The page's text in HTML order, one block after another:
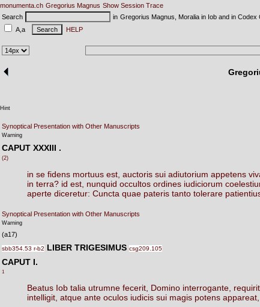
monumenta.ch Gregorius Magnus Show Session Trace
Search
in Gregorius Magnus, Moralia in Iob and in Codex
A,a
HELP
Hint
Synoptical Presentation with Other Manuscripts
Warning
CAPUT XXXIII .
(2)
in se fidens mortuus est, auctoris sui adiutorium appetens
in terra? id est, nunquid occultos ordines iudiciorum
aperte diceretur: Cuncta quae pateris tanto tolerare
Synoptical Presentation with Other Manuscripts
Warning
(a17)
sbb354.53 r-b2 LIBER TRIGESIMUS csg209.105
CAPUT I.
1
Beatus Iob talia utrumne fecerit, Domino interrogante,
intelligit, atque ante oculos iudicis sui magis potens appareat,